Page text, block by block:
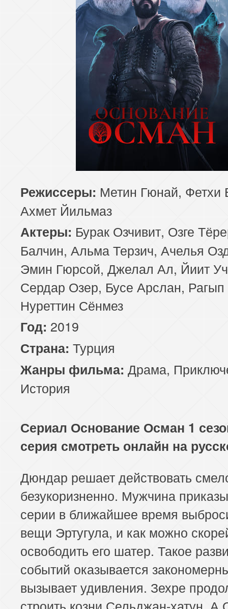
62 серия
63 серия
66 серия
67 серия
70 серия
71 серия
74 серия
75 серия
78 серия
79 серия
82 серия
83 серия
Режиссеры: Метин Гюнай, Фетхи
Ахмет Йильмаз
Актеры: Бурак Озчивит, Озге
Балчин, Альма Терзич, Ачелья
Эмин Гюрсой, Джелал Ал, Йиит
Сердар Озер, Бусе Арслан,
Нуреттин Сёнмез
Год: 2019
Страна: Турция
Жанры фильма: Драма,
История
Сериал Основание Осман 1
серия смотреть онлайн на
Дюндар решает действовать
безукоризненно. Мужчина
серии в ближайшее время
вещи Эртугула, и как можно
освободить его шатер. Такое
событий оказывается
вызывает удивления. Зехре
строить козни Сельджан-хатун. А